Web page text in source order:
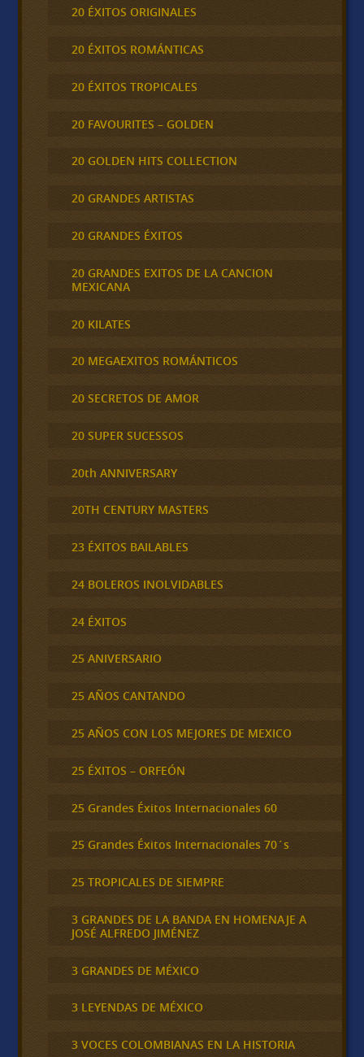
20 ÉXITOS ORIGINALES
20 ÉXITOS ROMÁNTICAS
20 ÉXITOS TROPICALES
20 FAVOURITES – GOLDEN
20 GOLDEN HITS COLLECTION
20 GRANDES ARTISTAS
20 GRANDES ÉXITOS
20 GRANDES EXITOS DE LA CANCION
MEXICANA
20 KILATES
20 MEGAEXITOS ROMÁNTICOS
20 SECRETOS DE AMOR
20 SUPER SUCESSOS
20th ANNIVERSARY
20TH CENTURY MASTERS
23 ÉXITOS BAILABLES
24 BOLEROS INOLVIDABLES
24 ÉXITOS
25 ANIVERSARIO
25 AÑOS CANTANDO
25 AÑOS CON LOS MEJORES DE MEXICO
25 ÉXITOS – ORFEÓN
25 Grandes Éxitos Internacionales 60
25 Grandes Éxitos Internacionales 70´s
25 TROPICALES DE SIEMPRE
3 GRANDES DE LA BANDA EN HOMENAJE A
JOSÉ ALFREDO JIMÉNEZ
3 GRANDES DE MÉXICO
3 LEYENDAS DE MÉXICO
3 VOCES COLOMBIANAS EN LA HISTORIA